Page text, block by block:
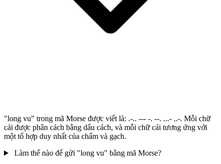
"long vu" trong mã Morse được viết là: .-.. --- -. --. ...- ..-. Mỗi chữ
cái được phân cách bằng dấu cách, và mỗi chữ cái tương ứng với
một tổ hợp duy nhất của chấm và gạch.
Làm thế nào để gửi "long vu" bằng mã Morse?